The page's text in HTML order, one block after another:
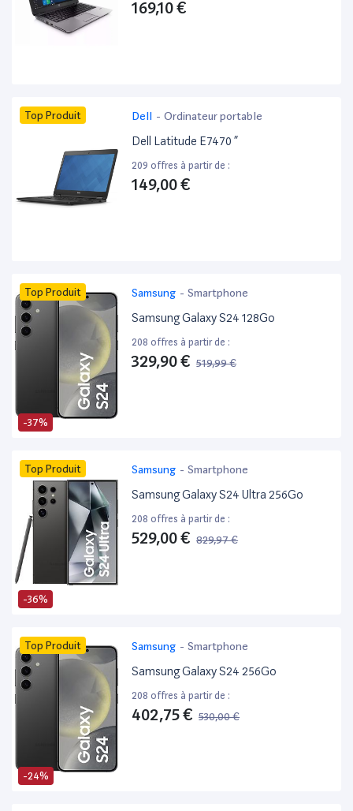
169,10 €
Top Produit Dell - Ordinateur portable
Dell Latitude E7470 ”
209 offres à partir de :
149,00 €
-37%
Top Produit Samsung - Smartphone
Samsung Galaxy S24 128Go
208 offres à partir de :
329,90 € 519,99 €
-36%
Top Produit Samsung - Smartphone
Samsung Galaxy S24 Ultra 256Go
208 offres à partir de :
529,00 € 829,97 €
-24%
Top Produit Samsung - Smartphone
Samsung Galaxy S24 256Go
208 offres à partir de :
402,75 € 530,00 €